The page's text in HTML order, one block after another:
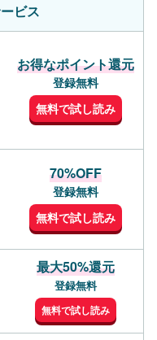
ビス
お得なポイント還元
登録無料
無料で試し読み
70%OFF
登録無料
無料で試し読み
最大50%還元
登録無料
無料で試し読み